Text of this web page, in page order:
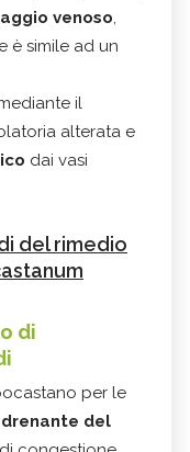
venoso,
è simile ad un
il
alterata e
dai vasi
del rimedio
di
per le
drenante del